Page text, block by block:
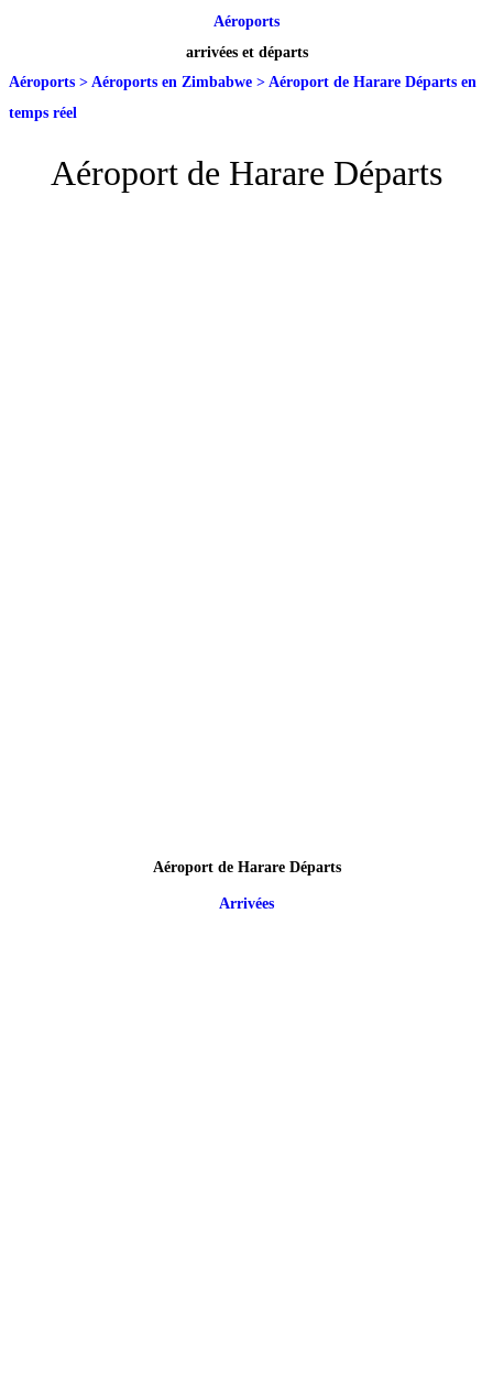
Aéroports
arrivées et départs
Aéroports > Aéroports en Zimbabwe > Aéroport de Harare Départs en
temps réel
Aéroport de Harare Départs
Aéroport de Harare Départs
Arrivées